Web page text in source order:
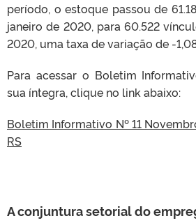
período, o estoque passou de
janeiro de 2020, para 60.522
2020, uma taxa de variação de -
Para acessar o Boletim
sua íntegra, clique no link abaixo:
Boletim Informativo Nº 11
RS
A conjuntura setorial do